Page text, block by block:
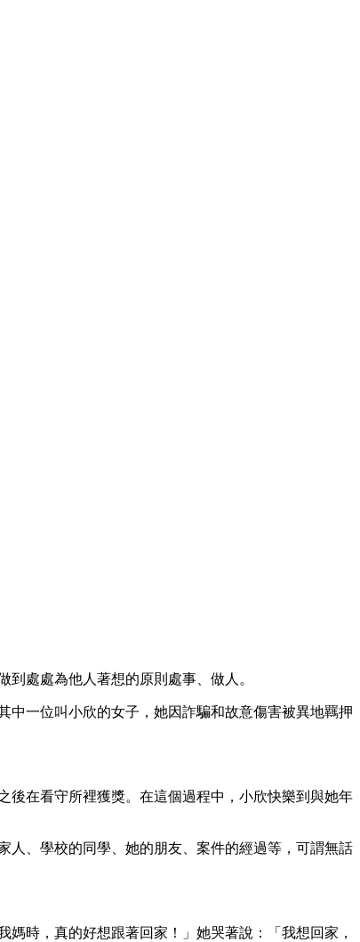
處處為他人著想的原則處事、做人。
中一位叫小欣的女子，她因詐騙和故意傷害被異地羈押
後在看守所裡獲獎。在這個過程中，小欣快樂到與她年
人、學校的同學、她的朋友、案件的經過等，可謂無話
時，真的好想跟著回家！」她哭著說：「我想回家，